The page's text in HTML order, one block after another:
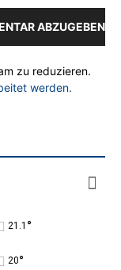
ABZUGEBEN
zu reduzieren.
werden.
21.1 °
20°